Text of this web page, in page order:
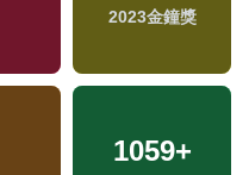
2023金鐘獎
1059+